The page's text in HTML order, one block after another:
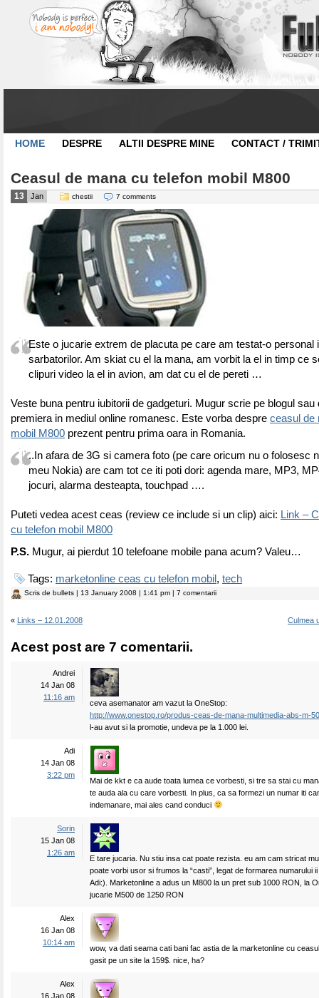
HOME DESPRE ALTII DESPRE MINE CONTACT /
Ceasul de mana cu telefon mobil M800
13 Jan chestii 7 comments
Este o jucarie extrem de placuta pe care am testat-o personal
sarbatorilor. Am skiat cu el la mana, am vorbit la el in timp ce
clipuri video la el in avion, am dat cu el de pereti …
Veste buna pentru iubitorii de gadgeturi. Mugur scrie pe blogul sau
premiera in mediul online romanesc. Este vorba despre ceasul de
mobil M800 prezent pentru prima oara in Romania.
..In afara de 3G si camera foto (pe care oricum nu o folosesc
meu Nokia) are cam tot ce iti poti dori: agenda mare, MP3,
jocuri, alarma desteapta, touchpad ….
Puteti vedea acest ceas (review ce include si un clip) aici: Link –
cu telefon mobil M800
P.S. Mugur, ai pierdut 10 telefoane mobile pana acum? Valeu…
Tags: marketonline ceas cu telefon mobil , tech
Scris de bullets | 13 January 2008 | 1:41 pm | 7 comentarii
« Links – 12.01.2008 Culmea
Acest post are 7 comentarii.
Andrei
14 Jan 08
11:16 am
ceva asemanator am vazut la OneStop:
http://www.onestop.ro/produs-ceas-de-mana-multimedia-abs-m-
l-au avut si la promotie, undeva pe la 1.000 lei.
Adi
14 Jan 08
3:22 pm
Mai de kkt e ca aude toata lumea ce vorbesti, si tre sa stai cu
te auda ala cu care vorbesti. In plus, ca sa formezi un numar iti
indemanare, mai ales cand conduci
Sorin
15 Jan 08
1:26 am
E tare jucaria. Nu stiu insa cat poate rezista. eu am cam stricat
poate vorbi usor si frumos la “casti”, legat de formarea numarului
Adi:). Marketonline a adus un M800 la un pret sub 1000 RON, la
jucarie M500 de 1250 RON
Alex
16 Jan 08
10:14 am
wow, va dati seama cati bani fac astia de la marketonline cu
gasit pe un site la 159$. nice, ha?
Alex
16 Jan 08